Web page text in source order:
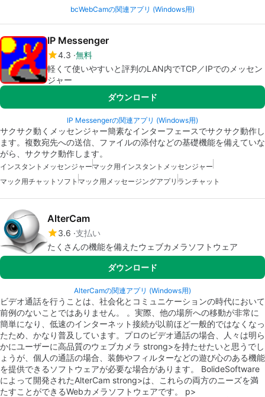
bcWebCamの関連アプリ (Windows用)
IP Messenger
4.3 無料
軽くて使いやすいと評判のLAN内でTCP／IPでのメッセン
ジャー
ダウンロード
IP Messengerの関連アプリ (Windows用)
サクサク動くメッセンジャー簡素なインターフェースでサクサク動作し
ます。複数宛先への送信、ファイルの添付などの基礎機能を備えていな
がら、サクサク動作します。
インスタントメッセンジャーマック用インスタントメッセンジャー
マック用チャットソフト マック用メッセージングアプリ ランチャット
AlterCam
3.6 支払い
たくさんの機能を備えたウェブカメラソフトウェア
ダウンロード
AlterCamの関連アプリ (Windows用)
ビデオ通話を行うことは、社会化とコミュニケーションの時代において
前例のないことではありません。 。実際、他の場所への移動が非常に
簡単になり、低速のインターネット接続が以前ほど一般的ではなくなっ
たため、かなり普及しています。プロのビデオ通話の場合、人々は明ら
かにユーザーに高品質のウェブカメラ strong>を持たせたいと思うでし
ょうが、個人の通話の場合、装飾やフィルターなどの遊び心のある機能
を提供できるソフトウェアが必要な場合があります。 BolideSoftware
によって開発されたAlterCam strong>は、これらの両方のニーズを満
たすことができるWebカメラソフトウェアです。 p>